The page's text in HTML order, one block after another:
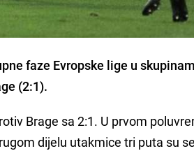
faze Evropske lige u
(2:1).
Brage sa 2:1. U prvom
dijelu utakmice tri puta su